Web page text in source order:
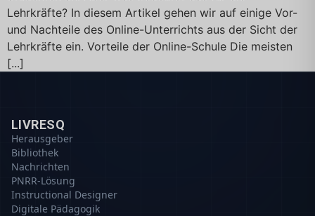
Lehrkräfte? In diesem Artikel gehen wir auf einige Vor-
und Nachteile des Online-Unterrichts aus der Sicht der
Lehrkräfte ein. Vorteile der Online-Schule Die meisten
[...]
LIVRESQ
Herausgeber
Bibliothek
Nachrichten
PNRR-Lösung
Instructional Designer
Digitale Pädagogik